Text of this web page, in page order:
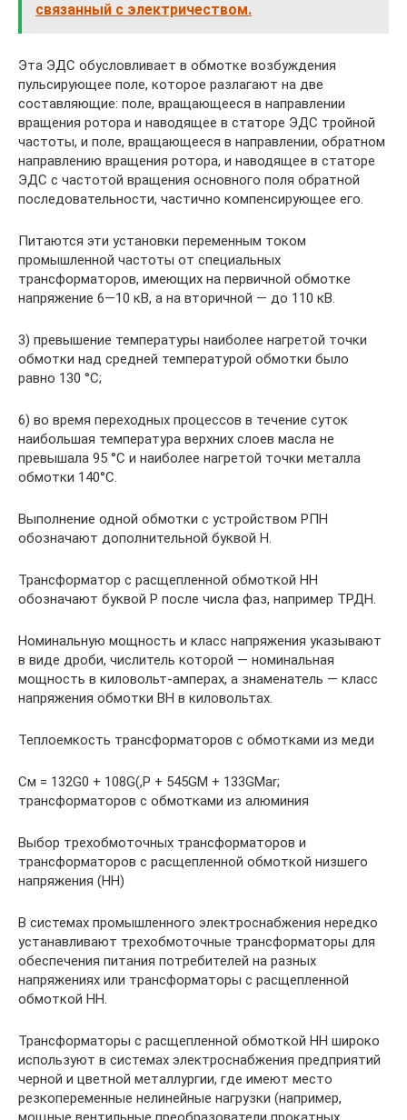
связанный с электричеством.
Эта ЭДС обусловливает в обмотке возбуждения
пульсирующее поле, которое разлагают на две
составляющие: поле, вращающееся в направлении
вращения ротора и наводящее в статоре ЭДС тройной
частоты, и поле, вращающееся в направлении, обратном
направлению вращения ротора, и наводящее в статоре
ЭДС с частотой вращения основного поля обратной
последовательности, частично компенсирующее его.
Питаются эти установки переменным током
промышленной частоты от специальных
трансформаторов, имеющих на первичной обмотке
напряжение 6—10 кВ, а на вторичной — до 110 кВ.
3) превышение температуры наиболее нагретой точки
обмотки над средней температурой обмотки было
равно 130 °С;
6) во время переходных процессов в течение суток
наибольшая температура верхних слоев масла не
превышала 95 °С и наиболее нагретой точки металла
обмотки 140°С.
Выполнение одной обмотки с устройством РПН
обозначают дополнительной буквой Н.
Трансформатор с расщепленной обмоткой НН
обозначают буквой Р после числа фаз, например ТРДН.
Номинальную мощность и класс напряжения указывают
в виде дроби, числитель которой — номинальная
мощность в киловольт-амперах, а знаменатель — класс
напряжения обмотки ВН в киловольтах.
Теплоемкость трансформаторов с обмотками из меди
См = 132G0 + 108G(,P + 545GM + 133GMar;
трансформаторов с обмотками из алюминия
Выбор трехобмоточных трансформаторов и
трансформаторов с расщепленной обмоткой низшего
напряжения (НН)
В системах промышленного электроснабжения нередко
устанавливают трехобмоточные трансформаторы для
обеспечения питания потребителей на разных
напряжениях или трансформаторы с расщепленной
обмоткой НН.
Трансформаторы с расщепленной обмоткой НН широко
используют в системах электроснабжения предприятий
черной и цветной металлургии, где имеют место
резкопеременные нелинейные нагрузки (например,